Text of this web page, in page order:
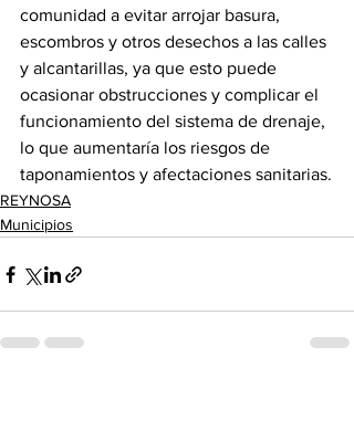
comunidad a evitar arrojar basura,
escombros y otros desechos a las calles
y alcantarillas, ya que esto puede
ocasionar obstrucciones y complicar el
funcionamiento del sistema de drenaje,
lo que aumentaría los riesgos de
taponamientos y afectaciones sanitarias.
REYNOSA
Municipios